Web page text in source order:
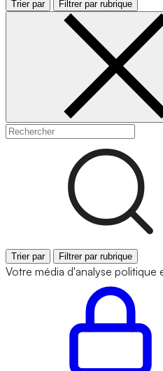
Trier par Filtrer par rubrique
Trier par Filtrer par rubrique
Votre média d'analyse politique